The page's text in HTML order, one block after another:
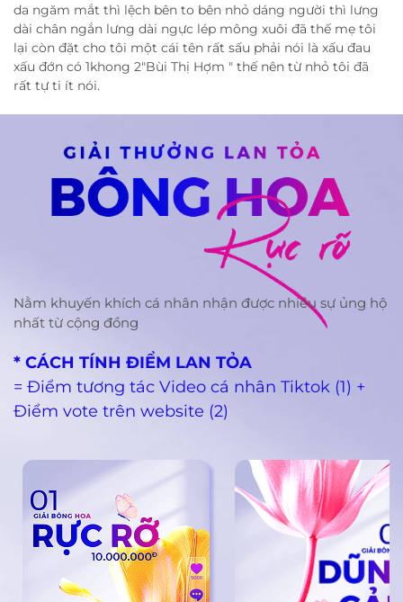
da ngăm mắt thì lệch bên to bên nhỏ dáng người thì lưng
dài chân ngắn lưng dài ngực lép mông xuôi đã thế mẹ tôi
lại còn đặt cho tôi một cái tên rất sấu phải nói là xấu đau
xấu đớn có 1khong 2"Bùi Thị Hợm " thế nên từ nhỏ tôi đã
rất tự ti ít nói.
Nằm khuyến khích cá nhân nhận được nhiều sự ủng hộ
nhất từ cộng đồng
* CÁCH TÍNH ĐIỂM LAN TỎA
= Điểm tương tác Video cá nhân Tiktok (1) +
Điểm vote trên website (2)